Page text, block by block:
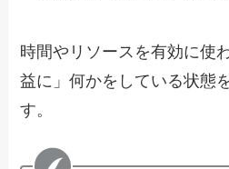
時間やリソースを有効に使
益に」何かをしている状態
す。